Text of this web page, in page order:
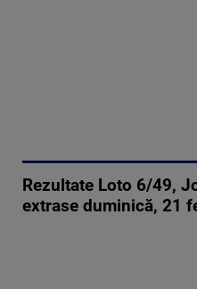
Rezultate Loto 6/49,
extrase duminică, 21